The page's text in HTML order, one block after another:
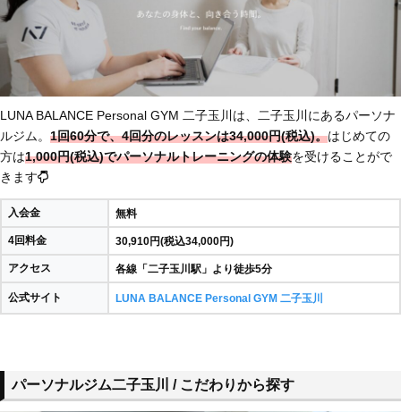
LUNA BALANCE Personal GYM 二子玉川は、二子玉川にあるパーソナ
ルジム。 1回60分で、4回分のレッスンは34,000円(税込)。はじめての
方は1,000円(税込)でパーソナルトレーニングの体験を受けることがで
きます
入会金 無料
4回料金 30,910円(税込34,000円)
アクセス 各線「二子玉川駅」より徒歩5分
公式サイト LUNA BALANCE Personal GYM 二子玉川
パーソナルジム二子玉川 / こだわりから探す